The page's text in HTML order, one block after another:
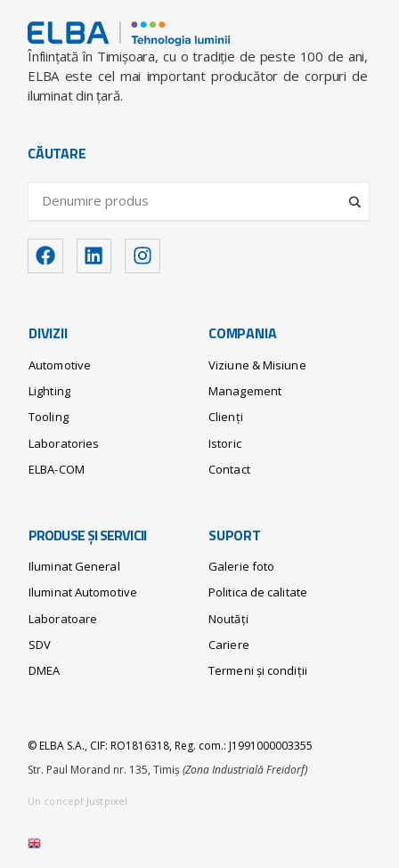
Înfiinţată în Timişoara, cu o tradiţie de peste 100 de ani,
ELBA este cel mai important producător de corpuri de
iluminat din ţară.
CĂUTARE
DIVIZII
Automotive
Lighting
Tooling
Laboratories
ELBA-COM
COMPANIA
Viziune & Misiune
Management
Clienți
Istoric
Contact
PRODUSE ȘI SERVICII
Iluminat General
Iluminat Automotive
Laboratoare
SDV
DMEA
SUPORT
Galerie foto
Politica de calitate
Noutăți
Cariere
Termeni și condiții
© ELBA S.A., CIF: RO1816318, Reg. com.: J1991000003355
Str. Paul Morand nr. 135, Timiș(Zona Industrială Freidorf)
Un concept Justpixel